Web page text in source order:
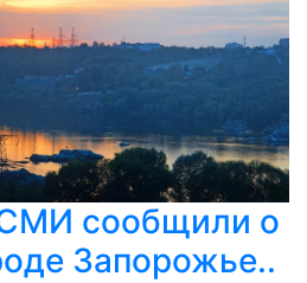
сообщили о
Запорожье..